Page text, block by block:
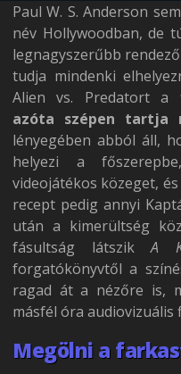
Paul W. S. Anderson
név Hollywoodban, de
legnagyszerűbb
tudja mindenki
Alien vs. Predatort a
azóta szépen tartja
lényegében abból áll,
helyezi a
videojátékos közeget,
recept pedig annyi
után a kimerültség
fásultság látszikA
forgatókönyvtől a
ragad át a nézőre is,
másfél óra audiovizuális
Megölni a